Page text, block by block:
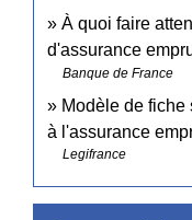
À quoi faire
d'assurance
Banque de France
Modèle de
à l'assurance
Legifrance